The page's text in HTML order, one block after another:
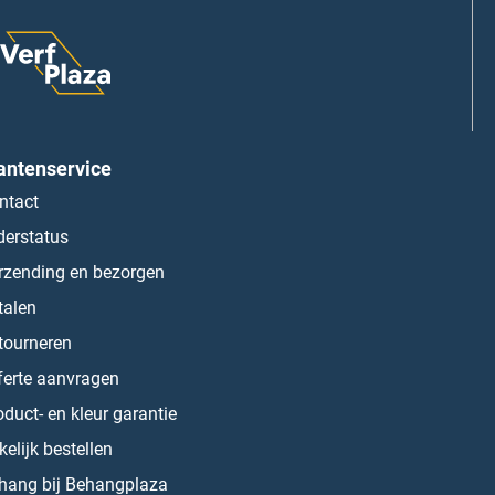
en bezorgen
aanvragen
en kleur garantie
bestellen
bij Behangplaza